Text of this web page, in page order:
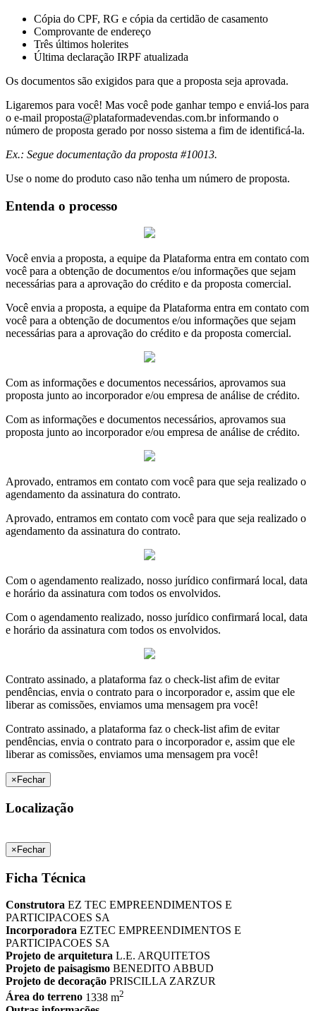
Cópia do CPF, RG e cópia da certidão de casamento
Comprovante de endereço
Três últimos holerites
Última declaração IRPF atualizada
Os documentos são exigidos para que a proposta seja aprovada.
Ligaremos para você! Mas você pode ganhar tempo e enviá-los para
o e-mail proposta@plataformadevendas.com.brinformando o
número de proposta gerado por nosso sistema a fim de identificá-la.
Ex.: Segue documentação da proposta #10013.
Use o nome do produto caso não tenha um número de proposta.
Entenda o processo
Você envia a proposta, a equipe da Plataforma entra em contato com
você para a obtenção de documentos e/ou informações que sejam
necessárias para a aprovação do crédito e da proposta comercial.
Você envia a proposta, a equipe da Plataforma entra em contato com
você para a obtenção de documentos e/ou informações que sejam
necessárias para a aprovação do crédito e da proposta comercial.
Com as informações e documentos necessários, aprovamos sua
proposta junto ao incorporador e/ou empresa de análise de crédito.
Com as informações e documentos necessários, aprovamos sua
proposta junto ao incorporador e/ou empresa de análise de crédito.
Aprovado, entramos em contato com você para que seja realizado o
agendamento da assinatura do contrato.
Aprovado, entramos em contato com você para que seja realizado o
agendamento da assinatura do contrato.
Com o agendamento realizado, nosso jurídico confirmará local, data
e horário da assinatura com todos os envolvidos.
Com o agendamento realizado, nosso jurídico confirmará local, data
e horário da assinatura com todos os envolvidos.
Contrato assinado, a plataforma faz o check-list afim de evitar
pendências, envia o contrato para o incorporador e, assim que ele
liberar as comissões, enviamos uma mensagem pra você!
Contrato assinado, a plataforma faz o check-list afim de evitar
pendências, envia o contrato para o incorporador e, assim que ele
liberar as comissões, enviamos uma mensagem pra você!
× Fechar
Localização
× Fechar
Ficha Técnica
Construtora EZ TEC EMPREENDIMENTOS E
PARTICIPACOES SA
Incorporadora EZTEC EMPREENDIMENTOS E
PARTICIPACOES SA
Projeto de arquitetura L.E. ARQUITETOS
Projeto de paisagismo BENEDITO ABBUD
Projeto de decoração PRISCILLA ZARZUR
Área do terreno 1338 m2